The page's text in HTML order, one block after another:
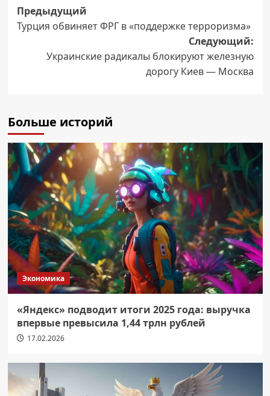
Навигация
записи
Предыдущий
Турция обвиняет ФРГ в «поддержке терроризма»
Следующий:
Украинские радикалы блокируют железную
дорогу Киев — Москва
Больше историй
Экономика
«Яндекс» подводит итоги 2025 года: выручка
впервые превысила 1,44 трлн рублей
17.02.2026